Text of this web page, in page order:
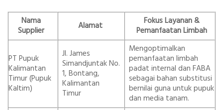
Nama
Supplier
Alamat
Fokus Layanan &
Pemanfaatan Limbah
PT Pupuk
Kalimantan
Timur (Pupuk
Kaltim)
Jl. James
Simandjuntak No.
1, Bontang,
Kalimantan
Timur
Mengoptimalkan
pemanfaatan limbah
padat internal dan FABA
sebagai bahan substitusi
bernilai guna untuk pupuk
dan media tanam.